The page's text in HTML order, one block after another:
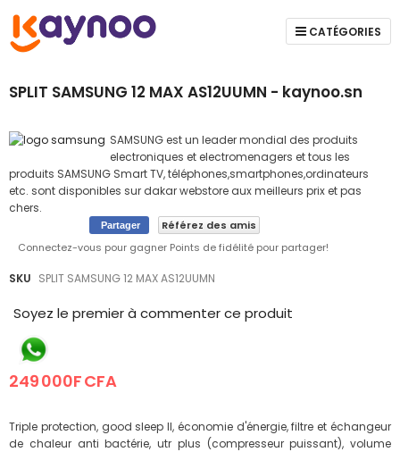
CATÉGORIES
SPLIT SAMSUNG 12 MAX AS12UUMN - kaynoo.sn
SAMSUNG est un leader mondial des produits
electroniques et electromenagers et tous les
produits SAMSUNG Smart TV, téléphones,smartphones,ordinateurs
etc. sont disponibles sur dakar webstore aux meilleurs prix et pas
chers.
Partager
Référez des amis
Connectez-vous pour gagner Points de fidélité pour partager!
SKU SPLIT SAMSUNG 12 MAX AS12UUMN
Soyez le premier à commenter ce produit
249 000F CFA
Triple protection, good sleep II, économie d'énergie, filtre et échangeur
de chaleur anti bactérie, utr plus (compresseur puissant), volume
Skip
the
the
images
Skip
the
the
images